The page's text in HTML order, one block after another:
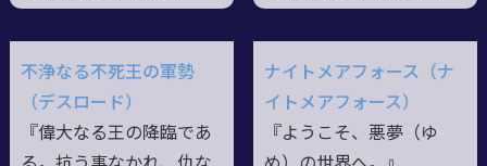
不浄なる不死王の軍勢
（デスロード）
『偉大なる王の降臨であ
ナイトメアフォース（ナ
イトメアフォース）
『ようこそ、悪夢（ゆ